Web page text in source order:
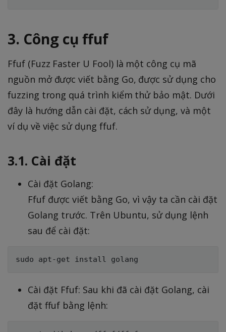
3. Công cụ ffuf
Ffuf (Fuzz Faster U Fool) là một công cụ mã
nguồn mở được viết bằng Go, được sử dụng cho
fuzzing trong quá trình kiểm thử bảo mật. Dưới
đây là hướng dẫn cài đặt, cách sử dụng, và một
ví dụ về việc sử dụng ffuf.
3.1. Cài đặt
Cài đặt Golang:
Ffuf được viết bằng Go, vì vậy ta cần cài đặt
Golang trước. Trên Ubuntu, sử dụng lệnh
sau để cài đặt:
Cài đặt Ffuf: Sau khi đã cài đặt Golang, cài
đặt ffuf bằng lệnh: